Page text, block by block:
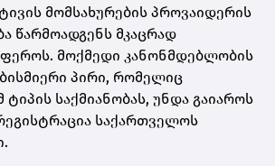
მომსახურების პროვაიდერის
წარმოადგენს მკაცრად
მოქმედი კანონმდებლობის
პირი, რომელიც
საქმიანობას, უნდა გაიაროს
საქართველოს